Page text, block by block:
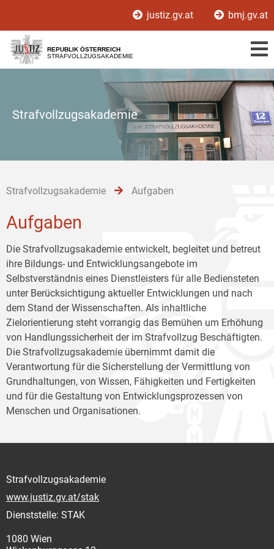
[1]
[2]
[3]
justiz.gv.at bmj.gv.at
REPUBLIK ÖSTERREICH
STRAFVOLLZUGSAKADEMIE
Strafvollzugsakademie
Strafvollzugsakademie Aufgaben
Aufgaben
Die Strafvollzugsakademie entwickelt, begleitet und betreut
ihre Bildungs- und Entwicklungsangebote im
Selbstverständnis eines Dienstleisters für alle Bediensteten
unter Berücksichtigung aktueller Entwicklungen und nach
dem Stand der Wissenschaften. Als inhaltliche
Zielorientierung steht vorrangig das Bemühen um Erhöhung
von Handlungssicherheit der im Strafvollzug Beschäftigten.
Die Strafvollzugsakademie übernimmt damit die
Verantwortung für die Sicherstellung der Vermittlung von
Grundhaltungen, von Wissen, Fähigkeiten und Fertigkeiten
und für die Gestaltung von Entwicklungsprozessen von
Menschen und Organisationen.
Strafvollzugsakademie
www.justiz.gv.at/stak
Dienststelle: STAK
1080 Wien